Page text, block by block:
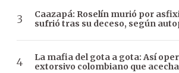
Caazapá: Roselín murió por
sufrió tras su deceso, según
La mafia del gota a gota: Así
extorsivo colombiano que